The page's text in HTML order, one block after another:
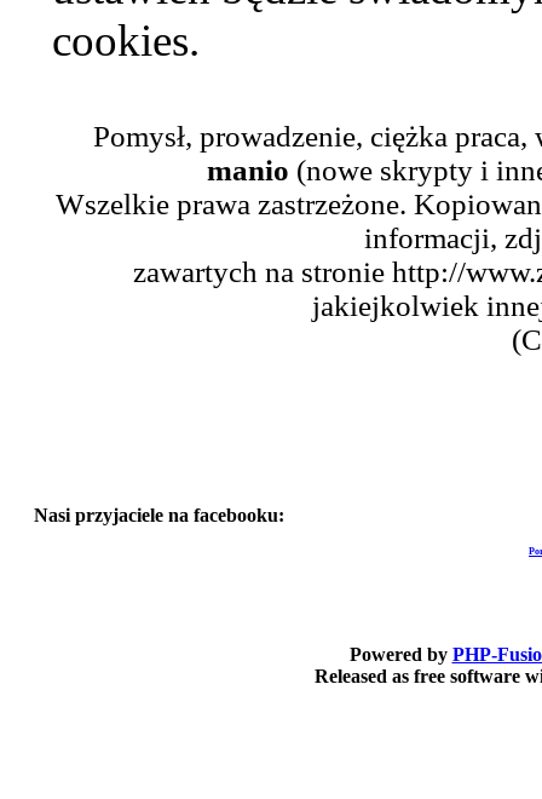
cookies.
Pomysł, prowadzenie, ciężka
manio (nowe skrypty i
Wszelkie prawa zastrzeżone.
informacji,
zawartych na stronie http://
jakiejkolwiek
Nasi przyjaciele na facebooku:
Powered by PHP-
Released as free software